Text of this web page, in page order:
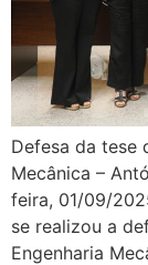
Defesa da tese
Mecânica –
feira, 01/09/
se realizou a
Engenharia